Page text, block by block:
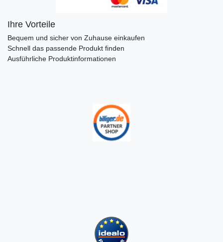
Ihre Vorteile
Bequem und sicher von Zuhause einkaufen
Schnell das passende Produkt finden
Ausführliche Produktinformationen